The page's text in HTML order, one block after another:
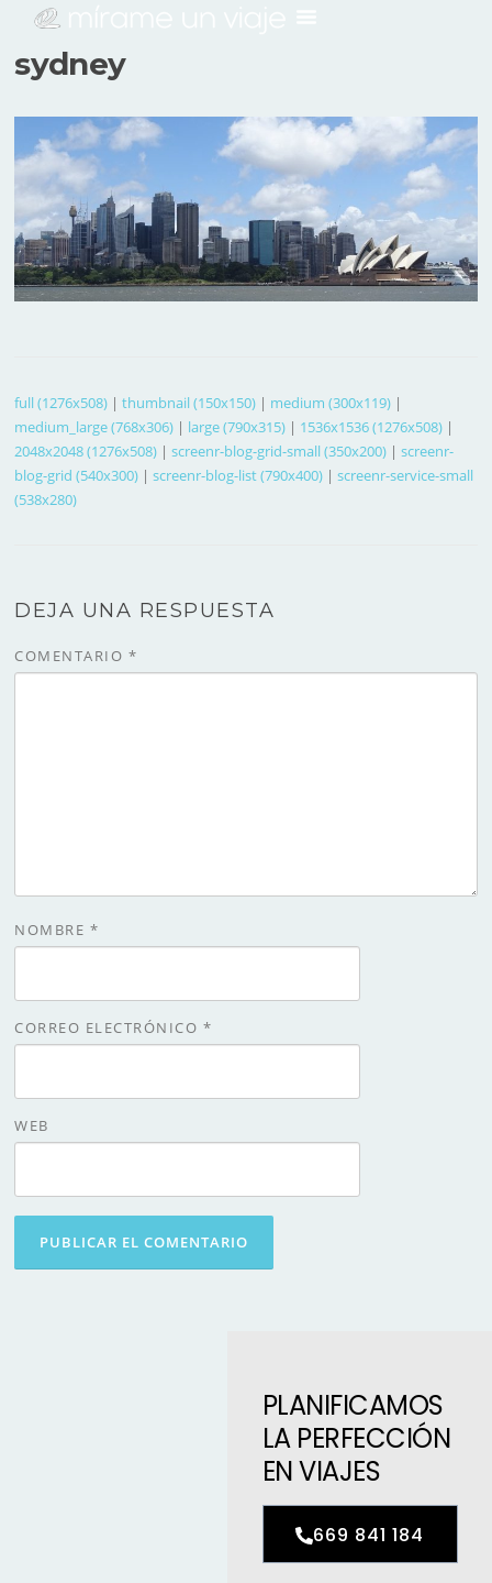
sydney
full (1276x508) |thumbnail (150x150) | medium (300x119) |
medium_large (768x306) | large (790x315) | 1536x1536 (1276x508) |
2048x2048 (1276x508) |screenr-blog-grid-small (350x200) |screenr-
blog-grid (540x300) |screenr-blog-list (790x400) |screenr-service-small
(538x280)
DEJA UNA RESPUESTA
COMENTARIO *
NOMBRE *
CORREO ELECTRÓNICO *
WEB
PLANIFICAMOS
LA PERFECCIÓN
EN VIAJES
669 841 184